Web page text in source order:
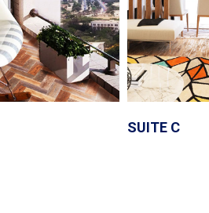
SUITE C